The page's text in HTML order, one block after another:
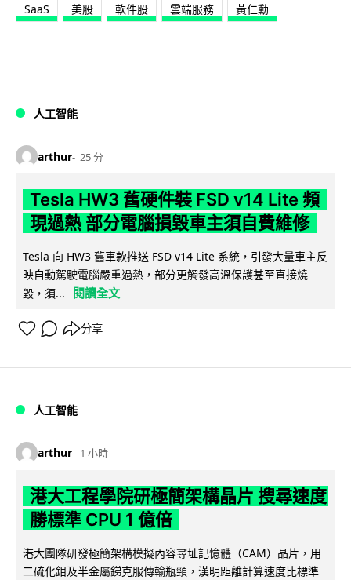
SaaS
美股 軟件股 雲端服務 黃仁勳
人工智能
arthur 25 分
Tesla HW3 舊硬件裝 FSD v14 Lite 頻
現過熱 部分電腦損毀車主須自費維修
Tesla 向 HW3 舊車款推送 FSD v14 Lite 系統，引發大量車主反
映自動駕駛電腦嚴重過熱，部分更觸發高溫保護甚至直接燒
毀，須...
閱讀全文
分享
人工智能
arthur 1 小時
港大工程學院研極簡架構晶片 搜尋速度
勝標準 CPU 1 億倍
港大團隊研發極簡架構模擬內容尋址記憶體（CAM）晶片，用
二硫化鉬及半金屬銻克服傳輸瓶頸，漢明距離計算速度比標準